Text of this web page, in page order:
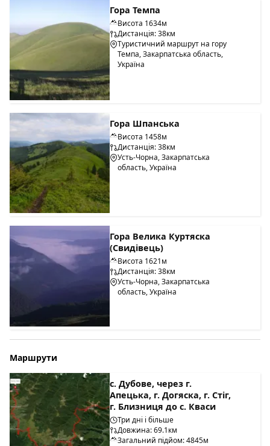
Гора Темпа
Висота 1634м
Дистанція: 38км
Туристичний маршрут на гору
Темпа, Закарпатська область,
Україна
Гора Шпанська
Висота 1458м
Дистанція: 38км
Усть-Чорна, Закарпатська
область, Україна
Гора Велика Куртяска
(Свидівець)
Висота 1621м
Дистанція: 38км
Усть-Чорна, Закарпатська
область, Україна
Маршрути
с. Дубове, через г.
Апецька, г. Догяска, г. Стіг,
г. Близниця до с. Кваси
Три дні і більше
Довжина: 69.1км
Загальний підйом: 4845м